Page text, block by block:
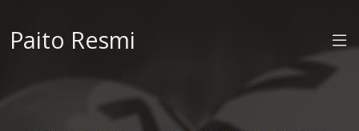
Paito Resmi